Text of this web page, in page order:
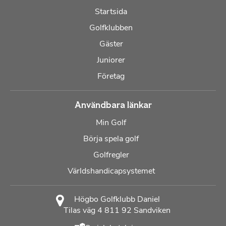
Startsida
Golfklubben
Gäster
Juniorer
Företag
Användbara länkar
Min Golf
Börja spela golf
Golfregler
Världshandicapsystemet
Högbo Golfklubb Daniel
Tilas väg 4 811 92 Sandviken